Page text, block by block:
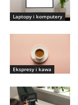
Laptopy i komputery
Ekspresy i kawa